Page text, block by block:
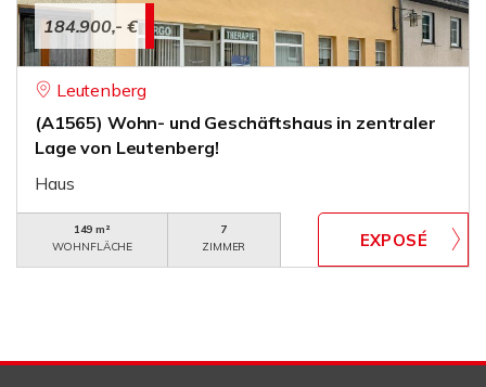
184.900,- €
Leutenberg
(A1565) Wohn- und Geschäftshaus in zentraler
Lage von Leutenberg!
Haus
149 m²
WOHNFLÄCHE
7
ZIMMER